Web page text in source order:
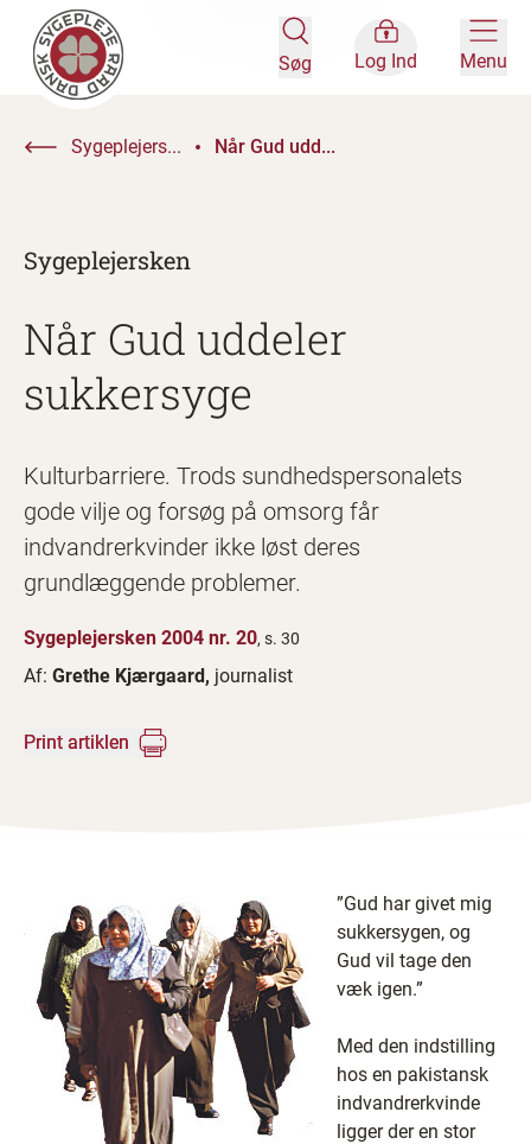
Søg Log Ind Menu
Sygeplejers... Når Gud udd...
Sygeplejersken
Når Gud uddeler
sukkersyge
Kulturbarriere. Trods sundhedspersonalets
gode vilje og forsøg på omsorg får
indvandrerkvinder ikke løst deres
grundlæggende problemer.
Sygeplejersken 2004 nr. 20, s. 30
Af: Grethe Kjærgaard, journalist
Print artiklen
”Gud har givet mig
sukkersygen, og
Gud vil tage den
væk igen.”
Med den indstilling
hos en pakistansk
indvandrerkvinde
ligger der en stor